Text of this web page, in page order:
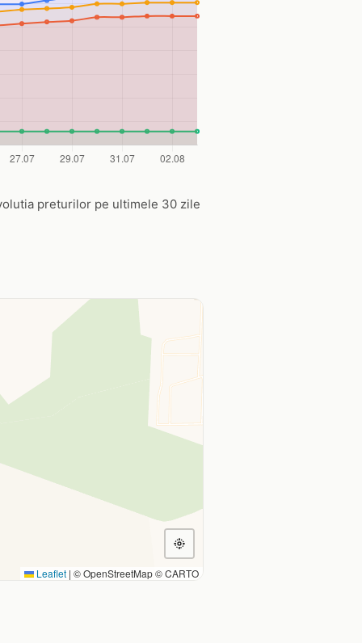
preturilor pe ultimele 30 zile
Leaflet | © OpenStreetMap © CARTO